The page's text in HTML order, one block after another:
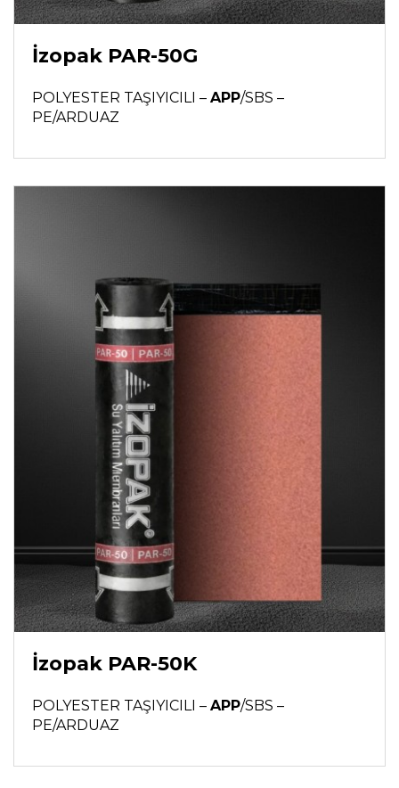
İzopak PAR-50G
POLYESTER TAŞIYICILI – APP/SBS –
PE/ARDUAZ
İzopak PAR-50K
POLYESTER TAŞIYICILI – APP/SBS –
PE/ARDUAZ